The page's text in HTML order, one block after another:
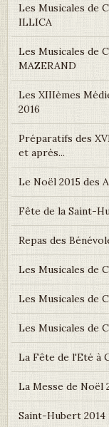
Les Musicales de
ILLICA
Les Musicales de
MAZERAND
Les XIIIèmes
2016
Préparatifs des
et après...
Le Noël 2015 des
Fête de la Saint-
Repas des
Les Musicales de
Les Musicales de
Les Musicales de
La Fête de l'Eté à
La Messe de Noël
Saint-Hubert 2014